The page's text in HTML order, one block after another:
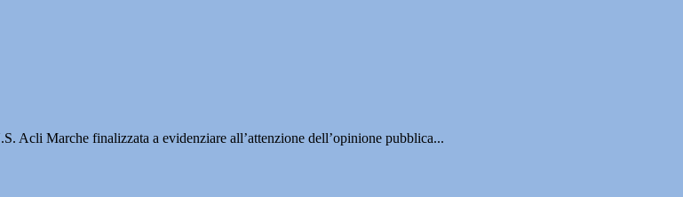
Marche finalizzata a evidenziare all’attenzione dell’opinione pubblica...